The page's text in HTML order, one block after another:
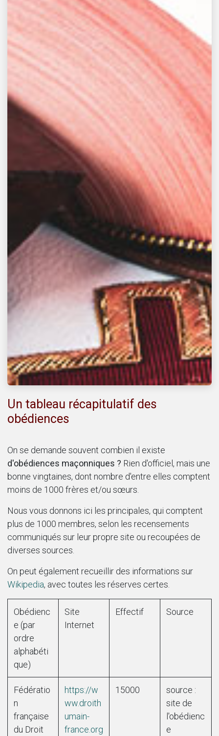
Un tableau récapitulatif des
obédiences
On se demande souvent combien il existe
d'obédiences maçonniques ? Rien d'officiel, mais une
bonne vingtaines, dont nombre d'entre elles comptent
moins de 1000 frères et/ou sœurs.
Nous vous donnons ici les principales, qui comptent
plus de 1000 membres, selon les recensements
communiqués sur leur propre site ou recoupées de
diverses sources.
On peut également recueillir des informations sur
Wikipedia, avec toutes les réserves certes.
Obédienc
e (par
ordre
alphabéti
que)
Site
Internet
Effectif Source
Fédératio
n
française
du Droit
https://w
ww.droith
umain-
france.org
15000
source :
site de
l'obédienc
e